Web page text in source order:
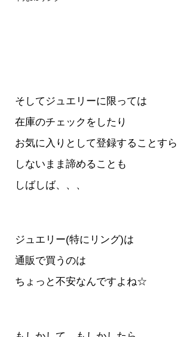
そしてジュエリーに限っては
在庫のチェックをしたり
お気に入りとして登録することすら
しないまま諦めることも
しばしば、、、
ジュエリー(特にリング)は
通販で買うのは
ちょっと不安なんですよね☆